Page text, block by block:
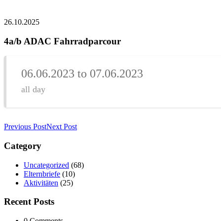
26.10.2025
4a/b ADAC Fahrradparcour
06.06.2023 to 07.06.2023
all day
Previous PostNext Post
Category
Uncategorized (68)
Elternbriefe (10)
Aktivitäten (25)
Recent Posts